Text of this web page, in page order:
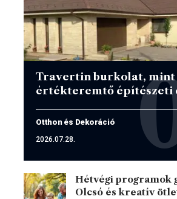
Travertin burkolat, mint
értékteremtő építészeti
Otthon és Dekoráció
2026.07.28.
Hétvégi programok
Olcsó és kreatív